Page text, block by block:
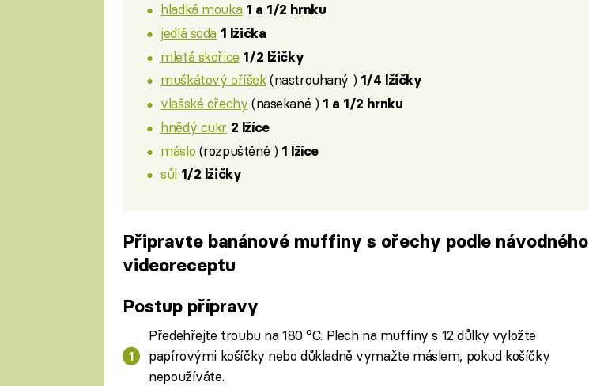
hladká mouka 1 a 1/2 hrnku
jedlá soda 1 lžička
mletá skořice 1/2 lžičky
muškátový oříšek(nastrouhaný ) 1/4 lžičky
vlašské ořechy (nasekané ) 1 a 1/2 hrnku
hnědý cukr 2 lžíce
máslo (rozpuštěné ) 1 lžíce
sůl 1/2 lžičky
Připravte banánové muffiny s ořechy podle návodného
videoreceptu
Postup přípravy
Předehřejte troubu na 180 °C. Plech na muffiny s 12 důlky vyložte
papírovými košíčky nebo důkladně vymažte máslem, pokud košíčky
nepoužíváte.